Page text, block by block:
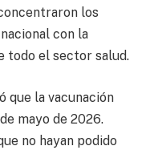
los
con la
todo el sector salud.
que la vacunación
mayo de 2026.
no hayan podido